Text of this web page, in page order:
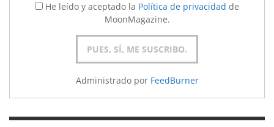
He leído y aceptado la Política de privacidad de
MoonMagazine.
Administrado por FeedBurner